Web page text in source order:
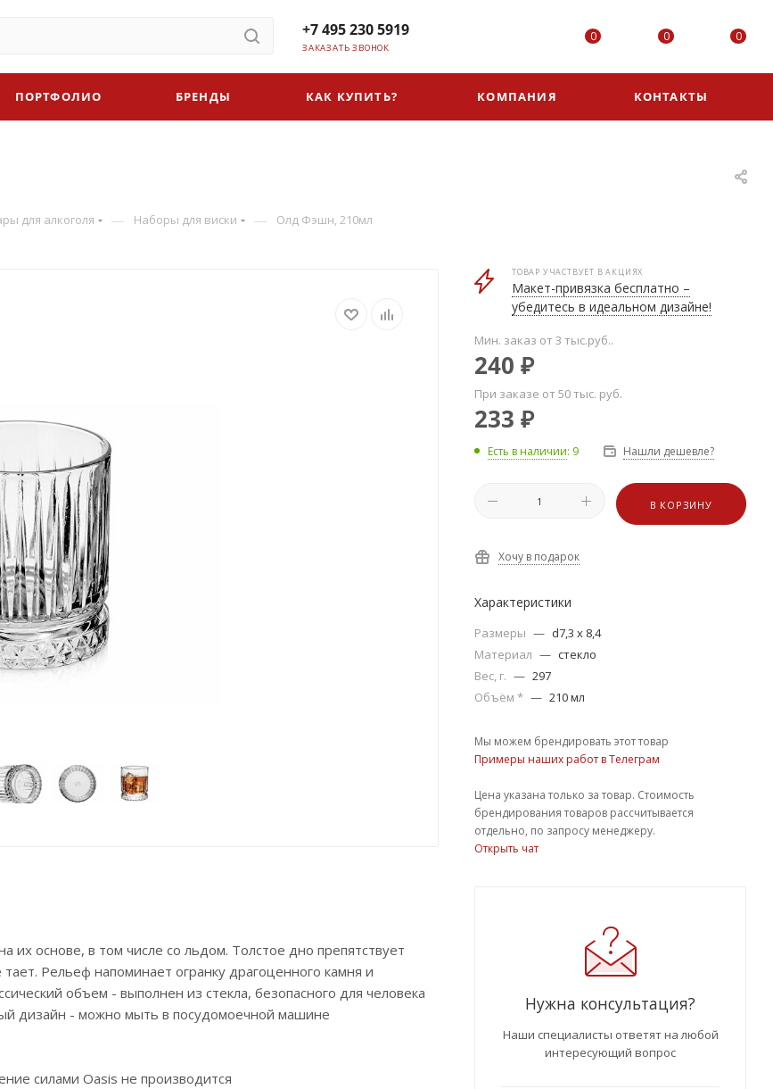
+7 495 230 5919
ЗАКАЗАТЬ ЗВОНОК
0 0 0
ПОРТФОЛИО БРЕНДЫ КАК КУПИТЬ? КОМПАНИЯ КОНТАКТЫ
для алкоголя — Наборы для виски — Олд Фэшн, 210мл
их основе, в том числе со льдом. Толстое дно препятствует
Рельеф напоминает огранку драгоценного камня и
объем - выполнен из стекла, безопасного для человека
дизайн - можно мыть в посудомоечной машине
силами Oasis не производится
ТОВАР УЧАСТВУЕТ В АКЦИЯХ
Макет-привязка бесплатно –
убедитесь в идеальном дизайне!
Мин. заказ от 3 тыс.руб..
240 ₽
При заказе от 50 тыс. руб.
233 ₽
Есть в наличии: 9 Нашли дешевле?
В КОРЗИНУ
Хочу в подарок
Характеристики
Размеры — d7,3 х 8,4
Материал — стекло
Вес, г. — 297
Объём * — 210 мл
Мы можем брендировать этот товар
Примеры наших работ в Телеграм
Цена указана только за товар. Стоимость
брендирования товаров рассчитывается
отдельно, по запросу менеджеру.
Открыть чат
Нужна консультация?
Наши специалисты ответят на любой
интересующий вопрос